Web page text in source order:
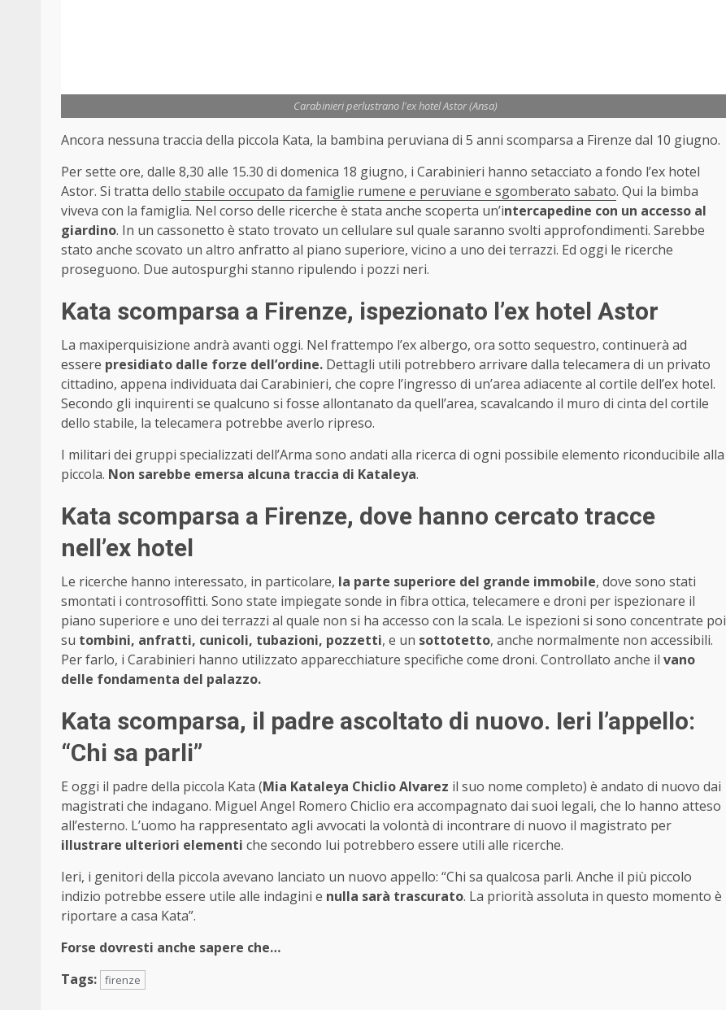
Carabinieri perlustrano l'ex hotel Astor (Ansa)
Ancora nessuna traccia della piccola Kata, la bambina peruviana di 5 anni scomparsa a Firenze dal 10 giugno.
Per sette ore, dalle 8,30 alle 15.30 di domenica 18 giugno, i Carabinieri hanno setacciato a fondo l’ex hotel
Astor. Si tratta dello stabile occupato da famiglie rumene e peruviane e sgomberato sabato. Qui la bimba
viveva con la famiglia. Nel corso delle ricerche è stata anche scoperta un’intercapedine con un accesso al
giardino. In un cassonetto è stato trovato un cellulare sul quale saranno svolti approfondimenti. Sarebbe
stato anche scovato un altro anfratto al piano superiore, vicino a uno dei terrazzi. Ed oggi le ricerche
proseguono. Due autospurghi stanno ripulendo i pozzi neri.
Kata scomparsa a Firenze, ispezionato l’ex hotel Astor
La maxiperquisizione andrà avanti oggi. Nel frattempo l’ex albergo, ora sotto sequestro, continuerà ad
essere presidiato dalle forze dell’ordine. Dettagli utili potrebbero arrivare dalla telecamera di un privato
cittadino, appena individuata dai Carabinieri, che copre l’ingresso di un’area adiacente al cortile dell’ex hotel.
Secondo gli inquirenti se qualcuno si fosse allontanato da quell’area, scavalcando il muro di cinta del cortile
dello stabile, la telecamera potrebbe averlo ripreso.
I militari dei gruppi specializzati dell’Arma sono andati alla ricerca di ogni possibile elemento riconducibile alla
piccola. Non sarebbe emersa alcuna traccia di Kataleya.
Kata scomparsa a Firenze, dove hanno cercato tracce
nell’ex hotel
Le ricerche hanno interessato, in particolare, la parte superiore del grande immobile, dove sono stati
smontati i controsoffitti. Sono state impiegate sonde in fibra ottica, telecamere e droni per ispezionare il
piano superiore e uno dei terrazzi al quale non si ha accesso con la scala. Le ispezioni si sono concentrate poi
su tombini, anfratti, cunicoli, tubazioni, pozzetti, e un sottotetto, anche normalmente non accessibili.
Per farlo, i Carabinieri hanno utilizzato apparecchiature specifiche come droni. Controllato anche il vano
delle fondamenta del palazzo.
Kata scomparsa, il padre ascoltato di nuovo. Ieri l’appello:
“Chi sa parli”
E oggi il padre della piccola Kata (Mia Kataleya Chiclio Alvarez il suo nome completo) è andato di nuovo dai
magistrati che indagano. Miguel Angel Romero Chiclio era accompagnato dai suoi legali, che lo hanno atteso
all’esterno. L’uomo ha rappresentato agli avvocati la volontà di incontrare di nuovo il magistrato per
illustrare ulteriori elementi che secondo lui potrebbero essere utili alle ricerche.
Ieri, i genitori della piccola avevano lanciato un nuovo appello: “Chi sa qualcosa parli. Anche il più piccolo
indizio potrebbe essere utile alle indagini e nulla sarà trascurato. La priorità assoluta in questo momento è
riportare a casa Kata”.
Forse dovresti anche sapere che…
Tags: firenze